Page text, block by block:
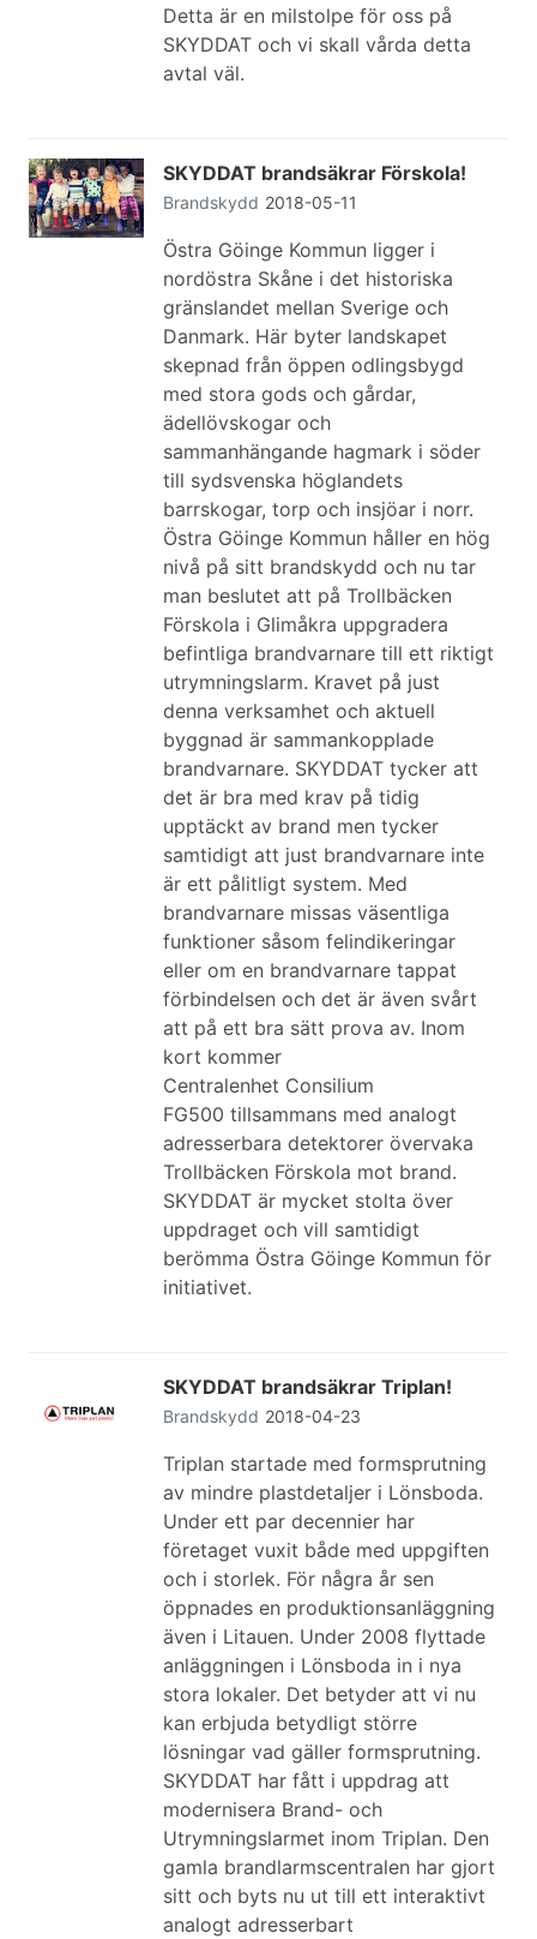
Detta är en milstolpe för oss på
SKYDDAT och vi skall vårda detta
avtal väl.
SKYDDAT brandsäkrar Förskola!
Brandskydd 2018-05-11
Östra Göinge Kommun ligger i
nordöstra Skåne i det historiska
gränslandet mellan Sverige och
Danmark. Här byter landskapet
skepnad från öppen odlingsbygd
med stora gods och gårdar,
ädellövskogar och
sammanhängande hagmark i söder
till sydsvenska höglandets
barrskogar, torp och insjöar i norr.
Östra Göinge Kommun håller en hög
nivå på sitt brandskydd och nu tar
man beslutet att på Trollbäcken
Förskola i Glimåkra uppgradera
befintliga brandvarnare till ett riktigt
utrymningslarm. Kravet på just
denna verksamhet och aktuell
byggnad är sammankopplade
brandvarnare. SKYDDAT tycker att
det är bra med krav på tidig
upptäckt av brand men tycker
samtidigt att just brandvarnare inte
är ett pålitligt system. Med
brandvarnare missas väsentliga
funktioner såsom felindikeringar
eller om en brandvarnare tappat
förbindelsen och det är även svårt
att på ett bra sätt prova av. Inom
kort kommer
Centralenhet Consilium
FG500 tillsammans med analogt
adresserbara detektorer övervaka
Trollbäcken Förskola mot brand.
SKYDDAT är mycket stolta över
uppdraget och vill samtidigt
berömma Östra Göinge Kommun för
initiativet.
SKYDDAT brandsäkrar Triplan!
Brandskydd 2018-04-23
Triplan startade med formsprutning
av mindre plastdetaljer i Lönsboda.
Under ett par decennier har
företaget vuxit både med uppgiften
och i storlek. För några år sen
öppnades en produktionsanläggning
även i Litauen. Under 2008 flyttade
anläggningen i Lönsboda in i nya
stora lokaler. Det betyder att vi nu
kan erbjuda betydligt större
lösningar vad gäller formsprutning.
SKYDDAT har fått i uppdrag att
modernisera Brand- och
Utrymningslarmet inom Triplan. Den
gamla brandlarmscentralen har gjort
sitt och byts nu ut till ett interaktivt
analogt adresserbart